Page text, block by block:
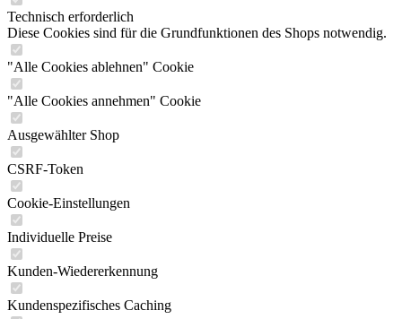
Technisch erforderlich
Diese Cookies sind für die Grundfunktionen des Shops notwendig.
"Alle Cookies ablehnen" Cookie
"Alle Cookies annehmen" Cookie
Ausgewählter Shop
CSRF-Token
Cookie-Einstellungen
Individuelle Preise
Kunden-Wiedererkennung
Kundenspezifisches Caching